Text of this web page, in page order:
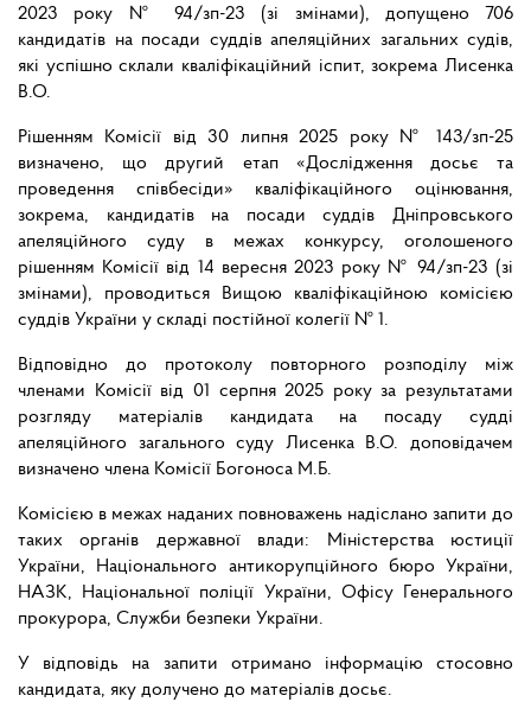
2023 року № 94/зп-23 (зі змінами), допущено 706
кандидатів на посади суддів апеляційних загальних судів,
які успішно склали кваліфікаційний іспит, зокрема Лисенка
В.О.
Рішенням Комісії від 30 липня 2025 року № 143/зп-25
визначено, що другий етап «Дослідження досьє та
проведення співбесіди» кваліфікаційного оцінювання,
зокрема, кандидатів на посади суддів Дніпровського
апеляційного суду в межах конкурсу, оголошеного
рішенням Комісії від 14 вересня 2023 року № 94/зп-23 (зі
змінами), проводиться Вищою кваліфікаційною комісією
суддів України у складі постійної колегії № 1.
Відповідно до протоколу повторного розподілу між
членами Комісії від 01 серпня 2025 року за результатами
розгляду матеріалів кандидата на посаду судді
апеляційного загального суду Лисенка В.О. доповідачем
визначено члена Комісії Богоноса М.Б.
Комісією в межах наданих повноважень надіслано запити до
таких органів державної влади: Міністерства юстиції
України, Національного антикорупційного бюро України,
НАЗК, Національної поліції України, Офісу Генерального
прокурора, Служби безпеки України.
У відповідь на запити отримано інформацію стосовно
кандидата, яку долучено до матеріалів досьє.